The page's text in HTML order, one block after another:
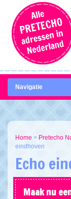
Navigatie
Home > Pretecho
eindhoven
Echo
Maak nu